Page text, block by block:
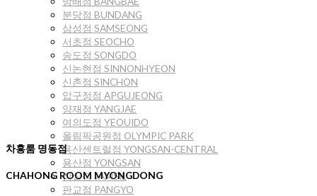
분당점 BUNDANG
삼성점 SAMSEONG
서초점 SEOCHO
송도점 SONGDO
신논현점 SINNONHYEON
신촌점 SINCHON
압구정점 APGUJEONG
양재점 YANGJAE
여의도점 YEOUIDO
올림픽공원점 OLYMPIC PARK
용산센트럴점 YONGSAN-CENTRAL
용산점 YONGSAN
잠실점 JAMSIL
판교점 PANGYO
차홍룸 명동점
CHAHONG ROOM MYONGDONG